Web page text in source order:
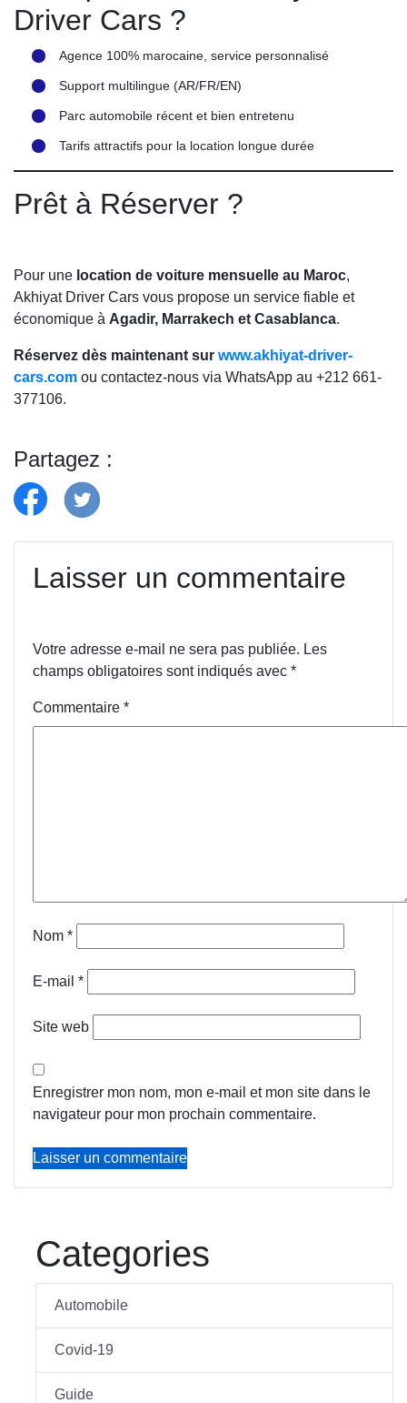
Driver Cars ?
Agence 100% marocaine, service personnalisé
Support multilingue (AR/FR/EN)
Parc automobile récent et bien entretenu
Tarifs attractifs pour la location longue durée
Prêt à Réserver ?
Pour une location de voiture mensuelle au Maroc,
Akhiyat Driver Cars vous propose un service fiable et
économique à Agadir, Marrakech et Casablanca.
Réservez dès maintenant sur www.akhiyat-driver-
cars.com ou contactez-nous via WhatsApp au +212 661-
377106.
Partagez :
Laisser un commentaire
Votre adresse e-mail ne sera pas publiée. Les
champs obligatoires sont indiqués avec *
Commentaire *
Nom *
E-mail *
Site web
Enregistrer mon nom, mon e-mail et mon site dans le
navigateur pour mon prochain commentaire.
Categories
Automobile
Covid-19
Guide